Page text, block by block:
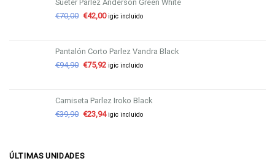
Suéter Parlez Anderson Green White
€70,00 €42,00 igic incluido
Pantalón Corto Parlez Vandra Black
€94,90 €75,92 igic incluido
Camiseta Parlez Iroko Black
€39,90 €23,94 igic incluido
ÚLTIMAS UNIDADES